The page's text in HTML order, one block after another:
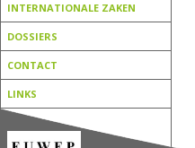
INTERNATIONALE ZAKEN
DOSSIERS
CONTACT
LINKS